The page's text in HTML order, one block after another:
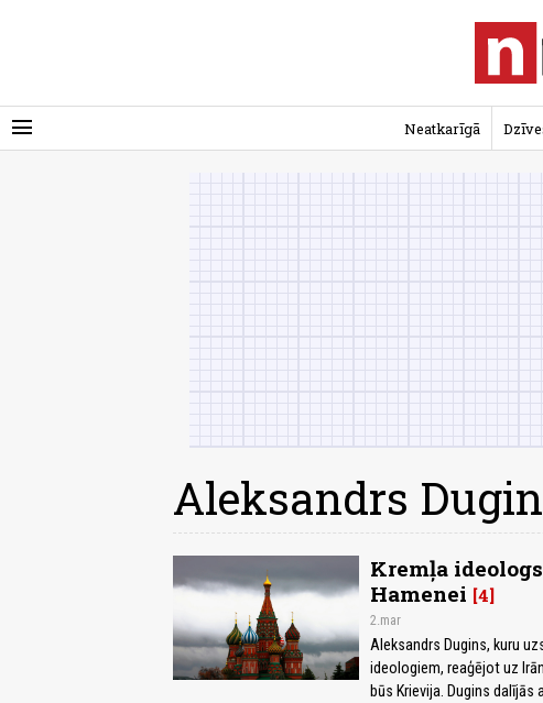
menu Neatkarīgā
Aleksandrs
Kremļa
Hamenei 4
2.mar
Aleksandrs Dugins, kuru
ideologiem, reaģējot uz
būs Krievija. Dugins dalījās